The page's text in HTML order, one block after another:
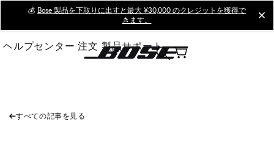
Main
💰 Bose 製品を下取りに出すと最大 ¥30,000 のクレジットを獲得で
きます。
ヘルプセンター 注文 製品サポート
すべての記事を見る